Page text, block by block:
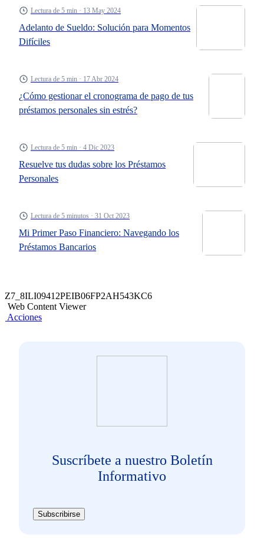
Adelanto de Sueldo: Solución para Momentos
Difíciles
Lectura de 5 min · 13 May 2024
¿Cómo gestionar el cronograma de pago de tus
préstamos personales sin estrés?
Lectura de 5 min · 17 Abr 2024
Resuelve tus dudas sobre los Préstamos
Personales
Lectura de 5 min · 4 Dic 2023
Mi Primer Paso Financiero: Navegando los
Préstamos Bancarios
Lectura de 5 minutos · 31 Oct 2023
Z7_8ILI09412PEIB06FP2AH543KC6
Web Content Viewer
Acciones
Suscríbete a nuestro Boletín
Informativo
Subscribirse